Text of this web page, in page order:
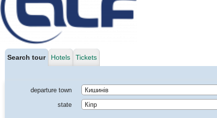
Search tour Hotels Tickets
departure town
Кишинів
state
Кіпр